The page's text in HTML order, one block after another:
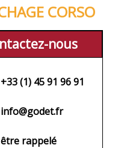
CORSO
nous
+33 (1) 45 91 96 91
info@godet.fr
être rappelé